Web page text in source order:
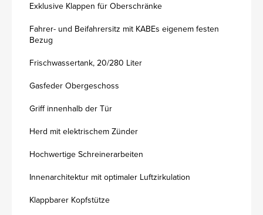
Exklusive Klappen für Oberschränke
Fahrer- und Beifahrersitz mit KABEs eigenem festen
Bezug
Frischwassertank, 20/280 Liter
Gasfeder Obergeschoss
Griff innenhalb der Tür
Herd mit elektrischem Zünder
Hochwertige Schreinerarbeiten
Innenarchitektur mit optimaler Luftzirkulation
Klappbarer Kopfstütze